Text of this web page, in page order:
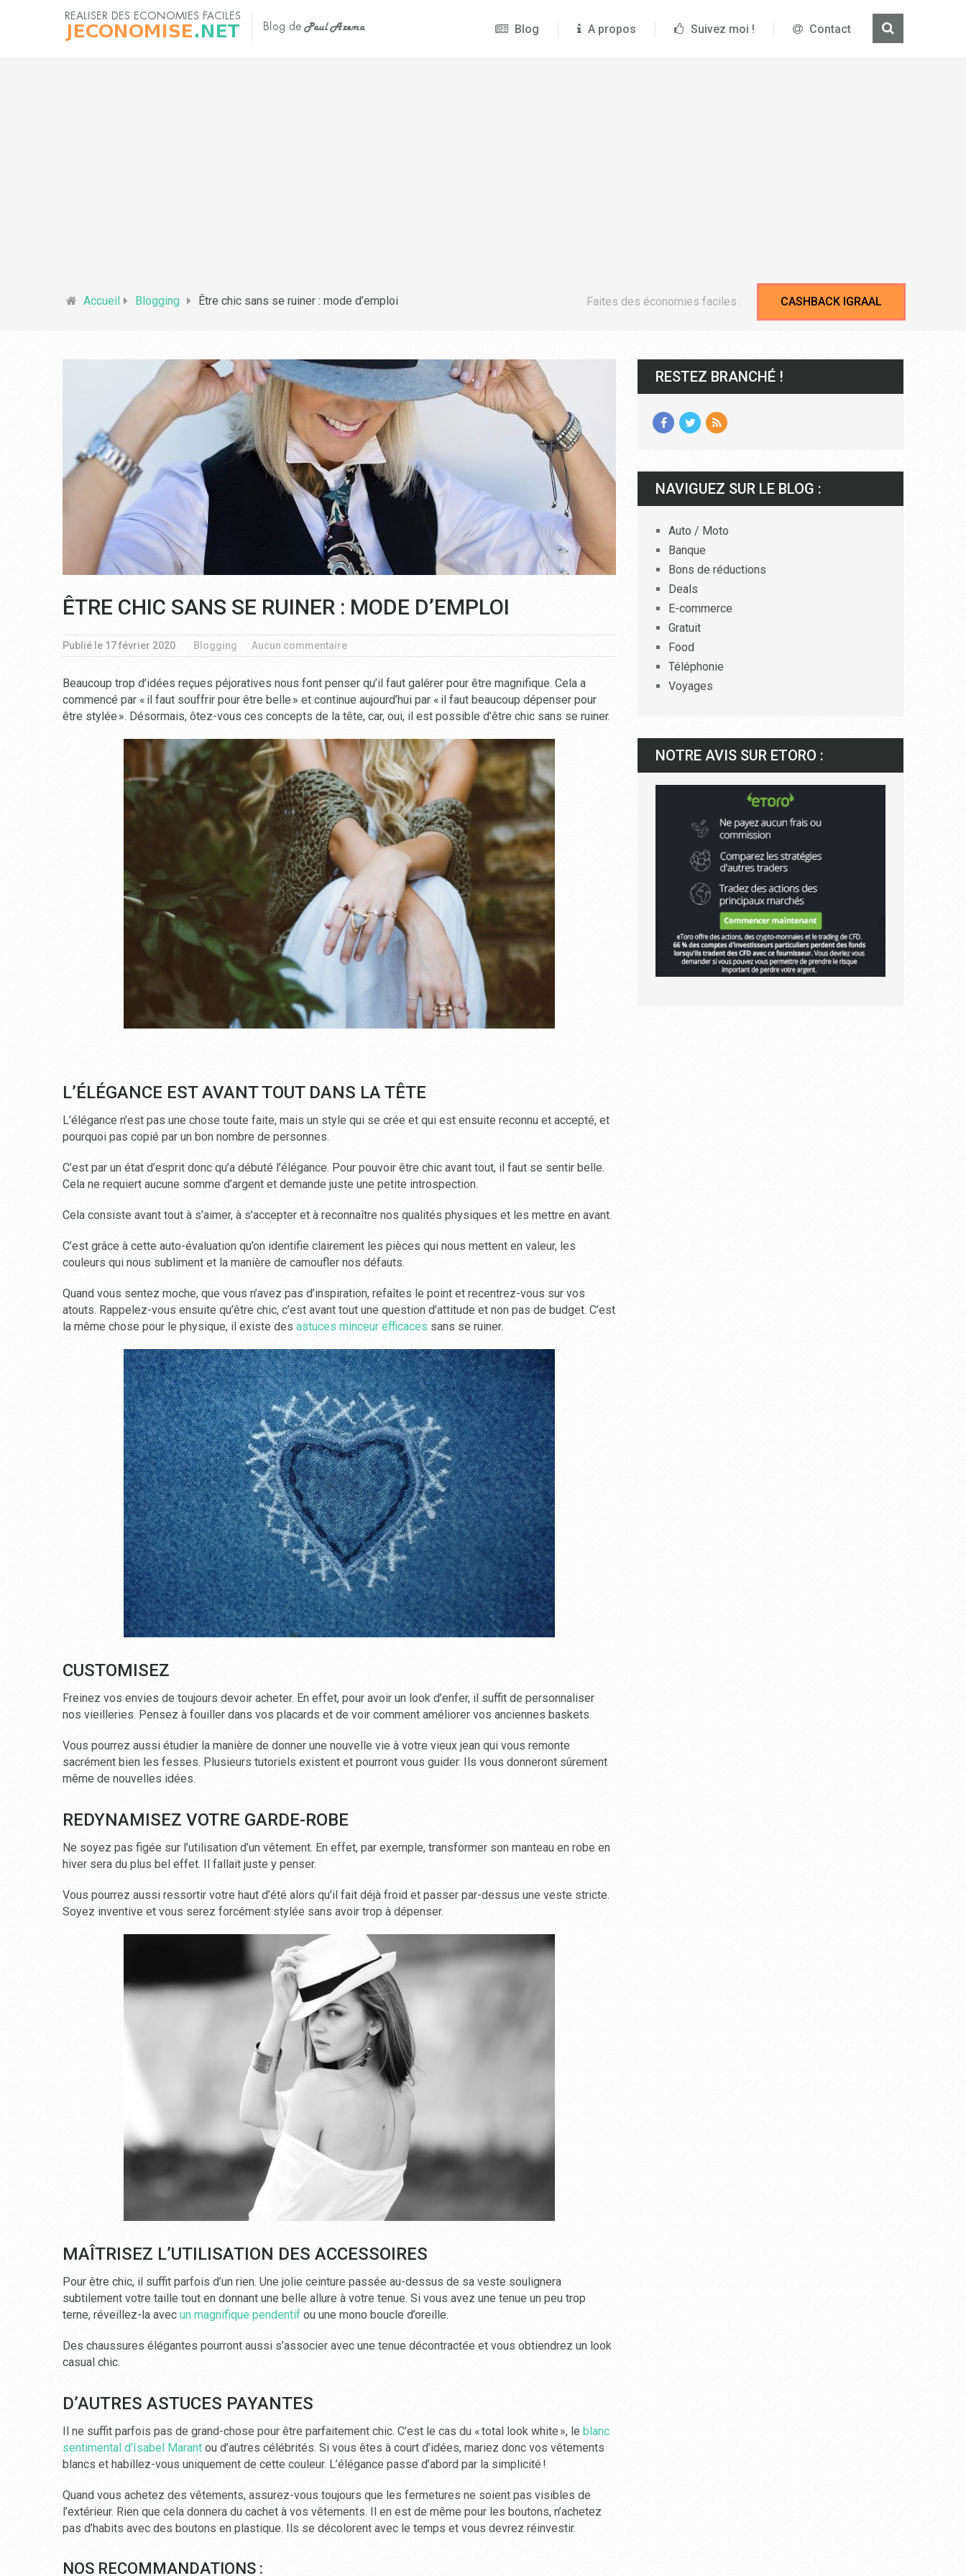
Blog A propos Suivez moi ! Contact
Accueil Blogging Être chic sans se ruiner : mode d’emploi Faites des économies faciles : CASHBACK IGRAAL
ÊTRE CHIC SANS SE RUINER : MODE D’EMPLOI
Publié le 17 février 2020 Blogging Aucun commentaire
Beaucoup trop d’idées reçues péjoratives nous font penser qu’il faut galérer pour être magnifique. Cela a
commencé par « il faut souffrir pour être belle » et continue aujourd’hui par « il faut beaucoup dépenser pour
être stylée ». Désormais, ôtez-vous ces concepts de la tête, car, oui, il est possible d’être chic sans se ruiner.
L’ÉLÉGANCE EST AVANT TOUT DANS LA TÊTE
L’élégance n’est pas une chose toute faite, mais un style qui se crée et qui est ensuite reconnu et accepté, et
pourquoi pas copié par un bon nombre de personnes.
C’est par un état d’esprit donc qu’a débuté l’élégance. Pour pouvoir être chic avant tout, il faut se sentir belle.
Cela ne requiert aucune somme d’argent et demande juste une petite introspection.
Cela consiste avant tout à s’aimer, à s’accepter et à reconnaître nos qualités physiques et les mettre en avant.
C’est grâce à cette auto-évaluation qu’on identifie clairement les pièces qui nous mettent en valeur, les
couleurs qui nous subliment et la manière de camoufler nos défauts.
Quand vous sentez moche, que vous n’avez pas d’inspiration, refaîtes le point et recentrez-vous sur vos
atouts. Rappelez-vous ensuite qu’être chic, c’est avant tout une question d’attitude et non pas de budget. C’est
la même chose pour le physique, il existe des astuces minceur efficaces sans se ruiner.
CUSTOMISEZ
Freinez vos envies de toujours devoir acheter. En effet, pour avoir un look d’enfer, il suffit de personnaliser
nos vieilleries. Pensez à fouiller dans vos placards et de voir comment améliorer vos anciennes baskets.
Vous pourrez aussi étudier la manière de donner une nouvelle vie à votre vieux jean qui vous remonte
sacrément bien les fesses. Plusieurs tutoriels existent et pourront vous guider. Ils vous donneront sûrement
même de nouvelles idées.
REDYNAMISEZ VOTRE GARDE-ROBE
Ne soyez pas figée sur l’utilisation d’un vêtement. En effet, par exemple, transformer son manteau en robe en
hiver sera du plus bel effet. Il fallait juste y penser.
Vous pourrez aussi ressortir votre haut d’été alors qu’il fait déjà froid et passer par-dessus une veste stricte.
Soyez inventive et vous serez forcément stylée sans avoir trop à dépenser.
MAÎTRISEZ L’UTILISATION DES ACCESSOIRES
Pour être chic, il suffit parfois d’un rien. Une jolie ceinture passée au-dessus de sa veste soulignera
subtilement votre taille tout en donnant une belle allure à votre tenue. Si vous avez une tenue un peu trop
terne, réveillez-la avec un magnifique pendentif ou une mono boucle d’oreille.
Des chaussures élégantes pourront aussi s’associer avec une tenue décontractée et vous obtiendrez un look
casual chic.
D’AUTRES ASTUCES PAYANTES
Il ne suffit parfois pas de grand-chose pour être parfaitement chic. C’est le cas du « total look white », le blanc
sentimental d’Isabel Marant ou d’autres célébrités. Si vous êtes à court d’idées, mariez donc vos vêtements
blancs et habillez-vous uniquement de cette couleur. L’élégance passe d’abord par la simplicité !
Quand vous achetez des vêtements, assurez-vous toujours que les fermetures ne soient pas visibles de
l’extérieur. Rien que cela donnera du cachet à vos vêtements. Il en est de même pour les boutons, n’achetez
pas d’habits avec des boutons en plastique. Ils se décolorent avec le temps et vous devrez réinvestir.
NOS RECOMMANDATIONS :
RESTEZ BRANCHÉ !
NAVIGUEZ SUR LE BLOG :
Auto / Moto
Banque
Bons de réductions
Deals
E-commerce
Gratuit
Food
Téléphonie
Voyages
NOTRE AVIS SUR ETORO :